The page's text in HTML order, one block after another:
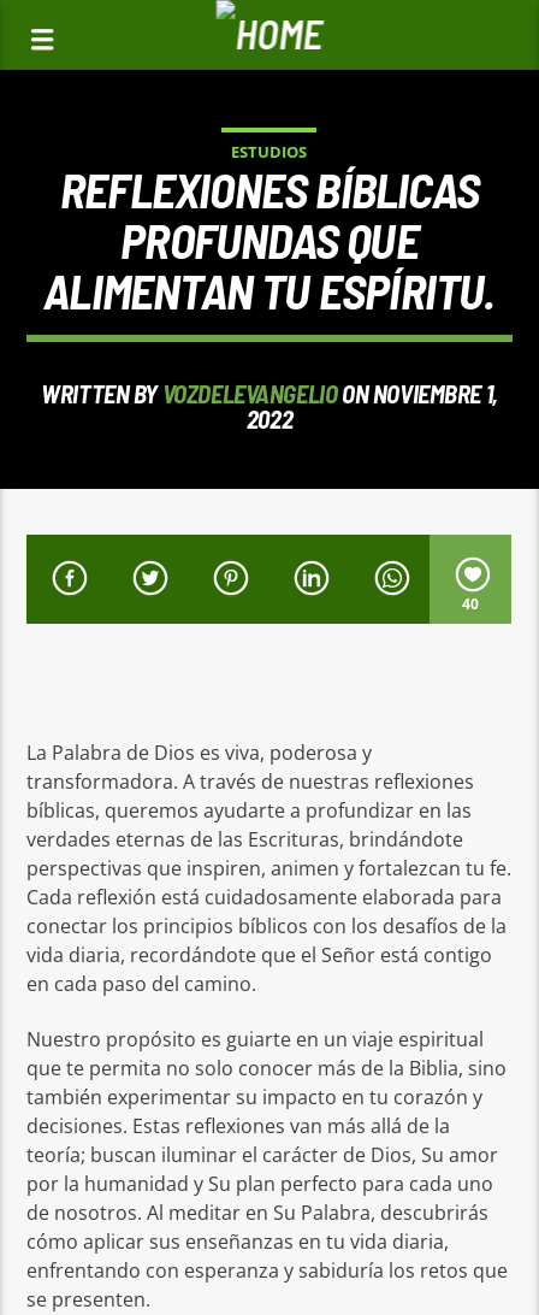
ESTUDIOS
REFLEXIONES BÍBLICAS
PROFUNDAS QUE
ALIMENTAN TU ESPÍRITU.
WRITTEN BY VOZDELEVANGELIOON NOVIEMBRE 1,
2022
40
La Palabra de Dios es viva, poderosa y
transformadora. A través de nuestras reflexiones
bíblicas, queremos ayudarte a profundizar en las
verdades eternas de las Escrituras, brindándote
perspectivas que inspiren, animen y fortalezcan tu fe.
Cada reflexión está cuidadosamente elaborada para
conectar los principios bíblicos con los desafíos de la
vida diaria, recordándote que el Señor está contigo
en cada paso del camino.
Nuestro propósito es guiarte en un viaje espiritual
que te permita no solo conocer más de la Biblia, sino
también experimentar su impacto en tu corazón y
decisiones. Estas reflexiones van más allá de la
teoría; buscan iluminar el carácter de Dios, Su amor
por la humanidad y Su plan perfecto para cada uno
de nosotros. Al meditar en Su Palabra, descubrirás
cómo aplicar sus enseñanzas en tu vida diaria,
enfrentando con esperanza y sabiduría los retos que
se presenten.